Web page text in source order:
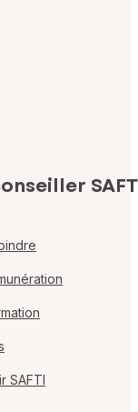
SAFTI